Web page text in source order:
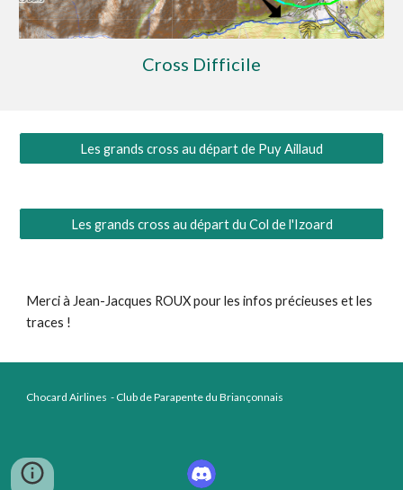
Cross Difficile
Les grands cross au départ de Puy Aillaud
Les grands cross au départ du Col de l'Izoard
Merci à Jean-Jacques ROUX pour les infos précieuses et les
traces !
Chocard Airlines - Club de Parapente du Briançonnais